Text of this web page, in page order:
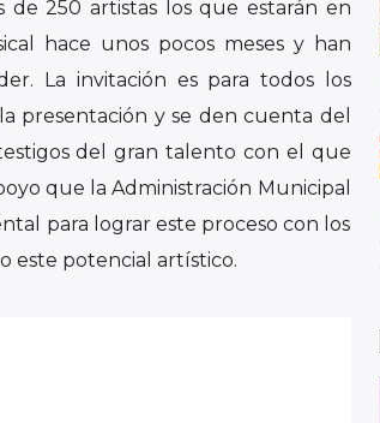
250 artistas los que estarán en
hace unos pocos meses y han
La invitación es para todos los
presentación y se den cuenta del
del gran talento con el que
que la Administración Municipal
para lograr este proceso con los
este potencial artístico.